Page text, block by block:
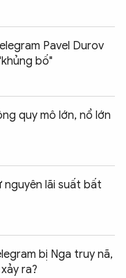
Pavel Durov
bố"
quy mô lớn, nổ lớn
lãi suất bất
bị Nga truy nã,
ra?